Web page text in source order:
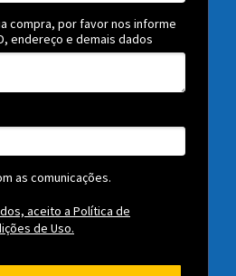
compra, por favor nos informe
endereço e demais dados
as comunicações.
aceito a Política de
de Uso.